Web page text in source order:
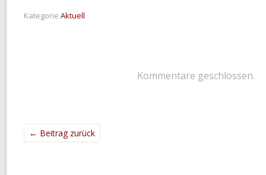
Kategorie Aktuell
Kommentare geschlossen.
← Beitrag zurück